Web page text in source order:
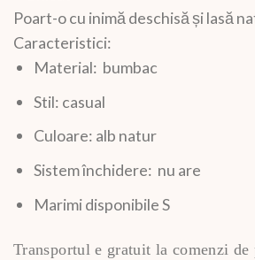
Poart-o cu inimă deschisă și lasă
Caracteristici:
Material: bumbac
Stil: casual
Culoare: alb natur
Sistem închidere: nu are
Marimi disponibile S
Transportul e gratuit la comenzi de